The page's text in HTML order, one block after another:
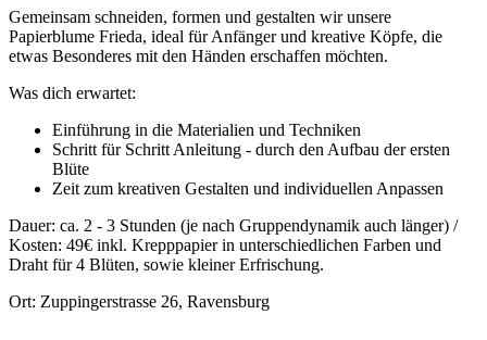
Gemeinsam schneiden, formen und gestalten wir unsere
Papierblume Frieda, ideal für Anfänger und kreative Köpfe, die
etwas Besonderes mit den Händen erschaffen möchten.
Was dich erwartet:
Einführung in die Materialien und Techniken
Schritt für Schritt Anleitung - durch den Aufbau der ersten
Blüte
Zeit zum kreativen Gestalten und individuellen Anpassen
Dauer: ca. 2 - 3 Stunden (je nach Gruppendynamik auch länger) /
Kosten: 49€ inkl. Krepppapier in unterschiedlichen Farben und
Draht für 4 Blüten, sowie kleiner Erfrischung.
Ort: Zuppingerstrasse 26, Ravensburg